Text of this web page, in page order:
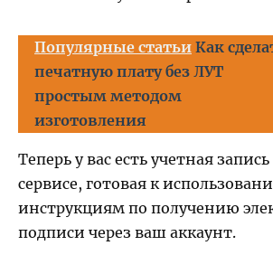
Популярные статьи Как
печатную плату без ЛУТ
простым методом
изготовления
Теперь у вас есть учетная
сервисе, готовая к
инструкциям по получению
подписи через ваш аккаунт.